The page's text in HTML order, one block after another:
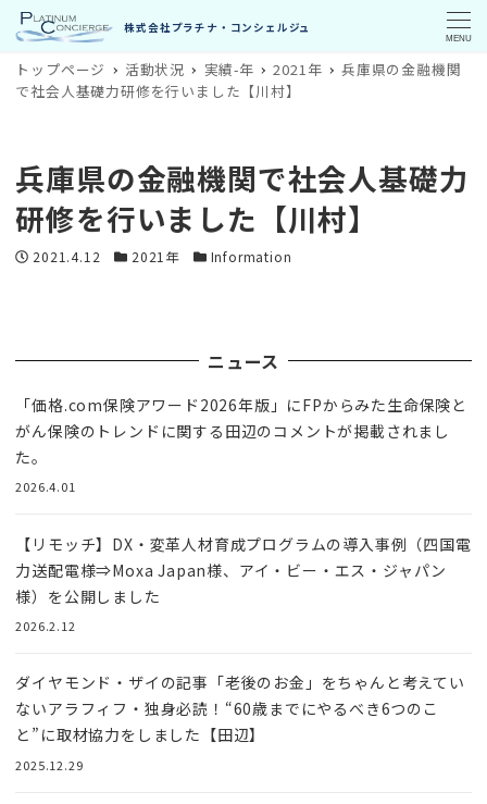
MENU
トップページ 活動状況 実績-年 2021年
兵庫県の金融機関
で社会人基礎力研修を行いました【川村】
兵庫県の金融機関で社会人基礎力
研修を行いました【川村】
投稿日
2021.4.12 カテゴリー
2021年 カテゴリー
Information
ニュース
「価格.com保険アワード2026年版」にFPからみた生命保険と
がん保険のトレンドに関する田辺のコメントが掲載されまし
た。
2026.4.01
【リモッチ】DX・変革人材育成プログラムの導入事例（四国電
力送配電様⇒Moxa Japan様、アイ・ビー・エス・ジャパン
様）を公開しました
2026.2.12
ダイヤモンド・ザイの記事「老後のお金」をちゃんと考えてい
ないアラフィフ・独身必読！“60歳までにやるべき6つのこ
と”に取材協力をしました【田辺】
2025.12.29